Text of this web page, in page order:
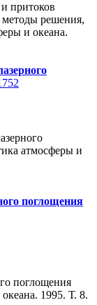
притоков
решения,
и океана.
атмосферы и
поглощения
поглощения
1995. Т. 8.